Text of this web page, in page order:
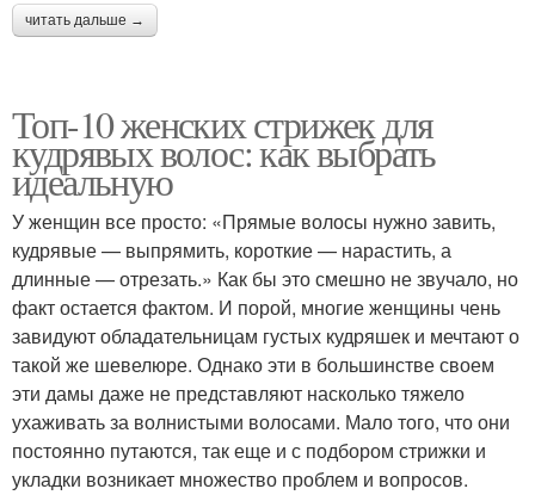
читать дальше →
Топ-10 женских стрижек для
кудрявых волос: как выбрать
идеальную
У женщин все просто: «Прямые волосы нужно завить,
кудрявые — выпрямить, короткие — нарастить, а
длинные — отрезать.» Как бы это смешно не звучало, но
факт остается фактом. И порой, многие женщины чень
завидуют обладательницам густых кудряшек и мечтают о
такой же шевелюре. Однако эти в большинстве своем
эти дамы даже не представляют насколько тяжело
ухаживать за волнистыми волосами. Мало того, что они
постоянно путаются, так еще и с подбором стрижки и
укладки возникает множество проблем и вопросов.